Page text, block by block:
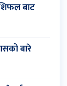
बाट
बारे